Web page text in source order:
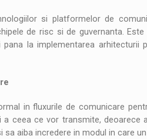
si platformelor de
de risc si de guvernanta.
la implementarea
in fluxurile de comunicare
ceea ce vor transmite,
aiba incredere in modul in care